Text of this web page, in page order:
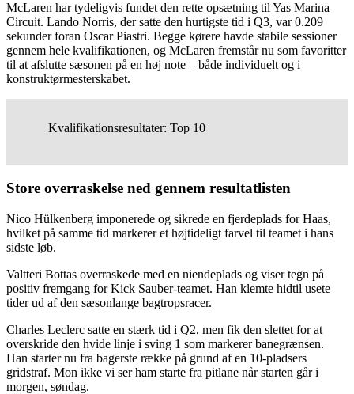
McLaren har tydeligvis fundet den rette opsætning til Yas Marina
Circuit. Lando Norris, der satte den hurtigste tid i Q3, var 0.209
sekunder foran Oscar Piastri. Begge kørere havde stabile sessioner
gennem hele kvalifikationen, og McLaren fremstår nu som favoritter
til at afslutte sæsonen på en høj note – både individuelt og i
konstruktørmesterskabet.
Kvalifikationsresultater: Top 10
Store overraskelse ned gennem resultatlisten
Nico Hülkenberg imponerede og sikrede en fjerdeplads for Haas,
hvilket på samme tid markerer et højtideligt farvel til teamet i hans
sidste løb.
Valtteri Bottas overraskede med en niendeplads og viser tegn på
positiv fremgang for Kick Sauber-teamet. Han klemte hidtil usete
tider ud af den sæsonlange bagtropsracer.
Charles Leclerc satte en stærk tid i Q2, men fik den slettet for at
overskride den hvide linje i sving 1 som markerer banegrænsen.
Han starter nu fra bagerste række på grund af en 10-pladsers
gridstraf. Mon ikke vi ser ham starte fra pitlane når starten går i
morgen, søndag.